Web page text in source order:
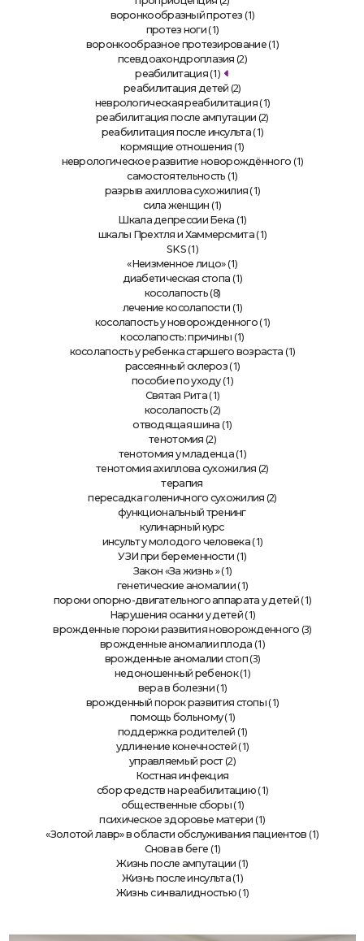
воронкообразный протез (1)
протез ноги (1)
воронкообразное протезирование(1)
псевдоахондроплазия (2)
реабилитация(1)
реабилитация детей (2)
неврологическая реабилитация (1)
реабилитация после ампутации (2)
реабилитация после инсульта(1)
кормящие отношения (1)
неврологическое развитие новорождённого (1)
самостоятельность (1)
разрыв ахиллова сухожилия (1)
сила женщин (1)
Шкала депрессии Бека (1)
шкалы Прехтля и Хаммерсмита(1)
SKS(1)
«Неизменное лицо»(1)
диабетическая стопа (1)
косолапость (8)
лечение косолапости (1)
косолапость у новорожденного (1)
косолапость: причины (1)
косолапость у ребенка старшего возраста (1)
рассеянный склероз (1)
пособие по уходу(1)
Святая Рита (1)
косолапость (2)
отводящая шина (1)
тенотомия (2)
тенотомия у младенца(1)
тенотомия ахиллова сухожилия (2)
терапия
пересадка голеничного сухожилия (2)
функциональный тренинг
кулинарный курс
инсульт у молодого человека(1)
УЗИ при беременности (1)
Закон «За жизнь » (1)
генетические аномалии (1)
пороки опорно-двигательного аппарата у детей (1)
Нарушения осанки у детей (1)
врожденные пороки развития новорожденного (3)
врожденные аномалии плода (1)
врожденные аномалии стоп (3)
недоношенный ребенок(1)
вера в болезни (1)
врожденный порок развития стопы (1)
помощь больному(1)
поддержка родителей (1)
удлинение конечностей (1)
управляемый рост(2)
Костная инфекция
сбор средств на реабилитацию (1)
общественные сборы (1)
психическое здоровье матери (1)
«Золотой лавр» в области обслуживания пациентов (1)
Снова в беге (1)
Жизнь после ампутации (1)
Жизнь после инсульта(1)
Жизнь с инвалидностью (1)